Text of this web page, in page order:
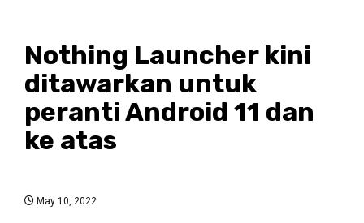
Nothing Launcher kini
ditawarkan untuk
peranti Android 11 dan
ke atas
May 10, 2022